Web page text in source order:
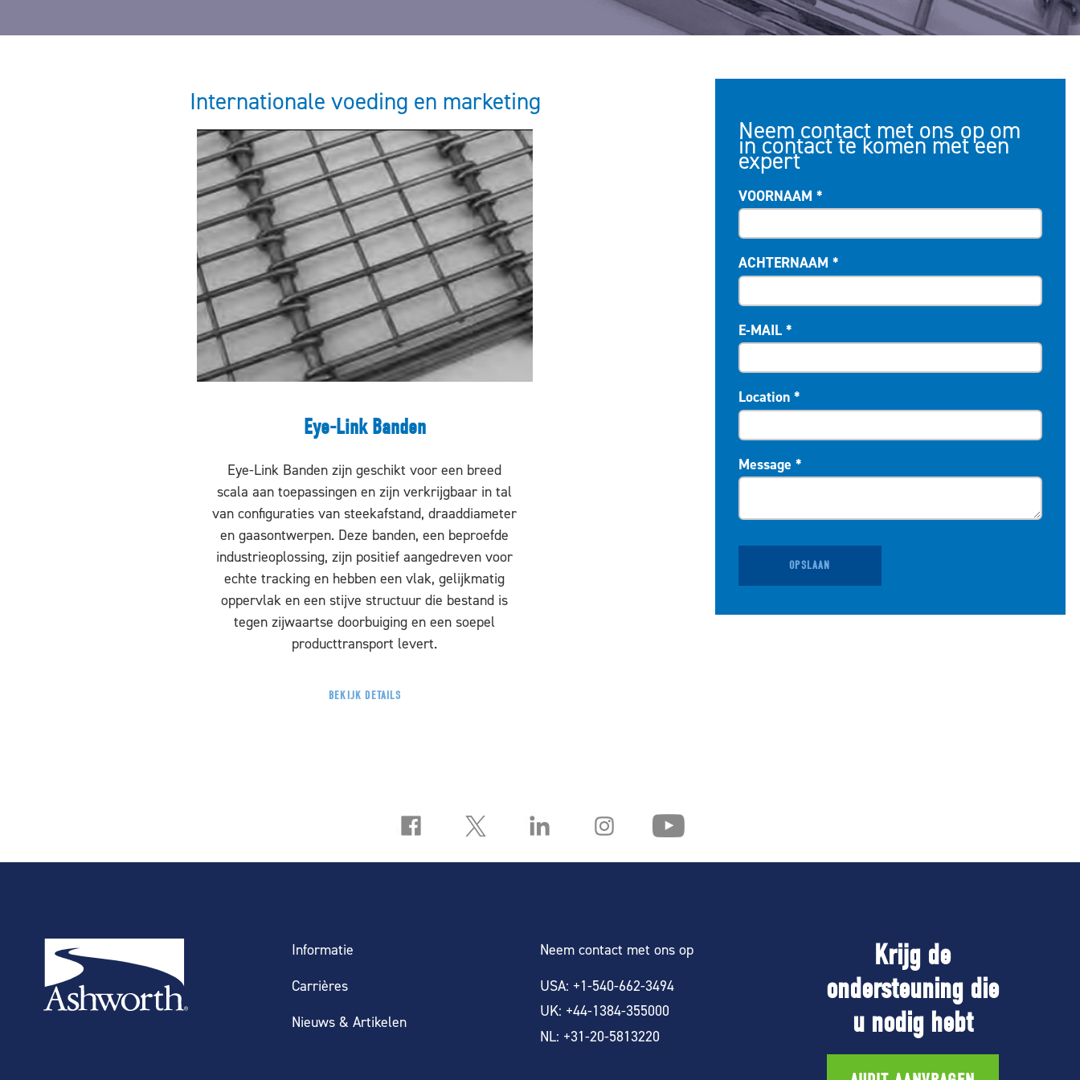
Internationale voeding en marketing
Eye-Link Banden
Eye-Link Banden zijn geschikt voor een breed
scala aan toepassingen en zijn verkrijgbaar in tal
van configuraties van steekafstand, draaddiameter
en gaasontwerpen. Deze banden, een beproefde
industrieoplossing, zijn positief aangedreven voor
echte tracking en hebben een vlak, gelijkmatig
oppervlak en een stijve structuur die bestand is
tegen zijwaartse doorbuiging en een soepel
producttransport levert.
BEKIJK DETAILS
Neem contact met ons op om
in contact te komen met een
expert
VOORNAAM*
ACHTERNAAM*
E-MAIL*
Location*
Message*
Informatie
Carrières
Nieuws & Artikelen
Neem contact met ons op
USA: +1-540-662-3494
UK: +44-1384-355000
NL: +31-20-5813220
Krijg de
ondersteuning die
u nodig hebt